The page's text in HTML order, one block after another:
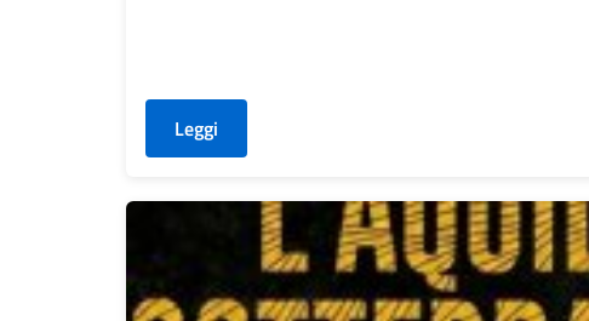
Leggi